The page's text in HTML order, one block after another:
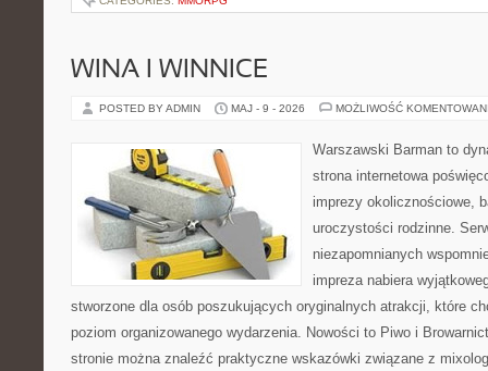
WINA I WINNICE
POSTED BY ADMIN MAJ - 9 - 2026 MOŻLIWOŚĆ
Warszawski Barman to
strona internetowa
imprezy okolicznościowe,
uroczystości rodzinne.
niezapomnianych
impreza nabiera
stworzone dla osób poszukujących oryginalnych atrakcji, które
poziom organizowanego wydarzenia. Nowości to Piwo i
stronie można znaleźć praktyczne wskazówki związane z